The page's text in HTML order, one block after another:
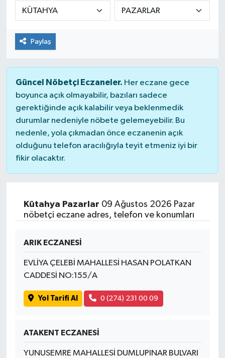
Paylaş
Güncel Nöbetçi Eczaneler. Her eczane gece
boyunca açık olmayabilir, bazıları sadece
gerektiğinde açık kalabilir veya beklenmedik
durumlar nedeniyle nöbete gelemeyebilir. Bu
nedenle, yola çıkmadan önce eczanenin açık
olduğunu telefon aracılığıyla teyit etmeniz iyi bir
fikir olacaktır.
Kütahya Pazarlar 09 Ağustos 2026 Pazar
nöbetçi eczane adres, telefon ve konumları
ARIK ECZANESİ
EVLİYA ÇELEBİ MAHALLESİ HASAN POLATKAN
CADDESİ NO:155/A
Yol Tarifi Al 0 (274) 231 00 09
ATAKENT ECZANESİ
YUNUSEMRE MAHALLESİ DUMLUPINAR BULVARI
Dursunbey
Edremit
EĞİTİM
EKONOMİ
Erdek
Gömeç
Havran
KENT GÜNDEMİ
Kepsut
MAGAZİN